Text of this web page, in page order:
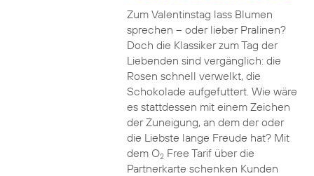
Zum Valentinstag lass Blumen
sprechen – oder lieber Pralinen?
Doch die Klassiker zum Tag der
Liebenden sind vergänglich: die
Rosen schnell verwelkt, die
Schokolade aufgefuttert. Wie wäre
es stattdessen mit einem Zeichen
der Zuneigung, an dem der oder
die Liebste lange Freude hat? Mit
dem O2Free Tarif über die
Partnerkarte schenken Kunden